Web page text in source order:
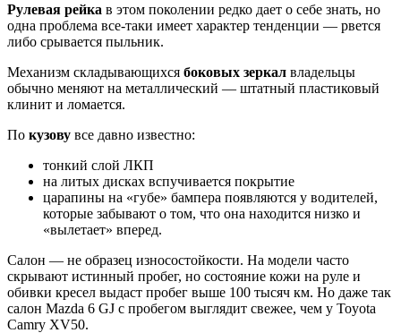
Рулевая рейка в этом поколении редко дает о себе знать, но
одна проблема все-таки имеет характер тенденции — рвется
либо срывается пыльник.
Механизм складывающихся боковых зеркал владельцы
обычно меняют на металлический — штатный пластиковый
клинит и ломается.
По кузову все давно известно:
тонкий слой ЛКП
на литых дисках вспучивается покрытие
царапины на «губе» бампера появляются у водителей,
которые забывают о том, что она находится низко и
«вылетает» вперед.
Салон — не образец износостойкости. На модели часто
скрывают истинный пробег, но состояние кожи на руле и
обивки кресел выдаст пробег выше 100 тысяч км. Но даже так
салон Mazda 6 GJ с пробегом выглядит свежее, чем у Toyota
Camry XV50.